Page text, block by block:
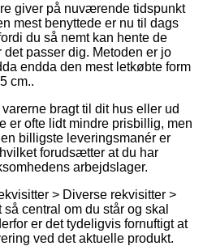
giver på nuværende tidspunkt
mest benyttede er nu til dags
du så nemt kan hente de
passer dig. Metoden er jo
endda den mest letkøbte form
cm..
bragt til dit hus eller ud
er ofte lidt mindre prisbillig, men
billigste leveringsmanér er
forudsætter at du har
arbejdslager.
> Diverse rekvisitter >
central om du står og skal
er det tydeligvis fornuftigt at
ved det aktuelle produkt.